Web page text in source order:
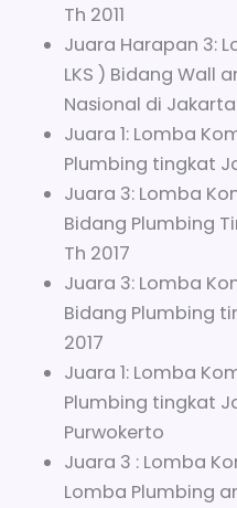
Th 2011
Juara Harapan 3:
LKS ) Bidang Wall
Nasional di Jakarta
Juara 1: Lomba
Plumbing tingkat
Juara 3: Lomba
Bidang Plumbing
Th 2017
Juara 3: Lomba
Bidang Plumbing
2017
Juara 1: Lomba
Plumbing tingkat
Purwokerto
Juara 3 : Lomba
Lomba Plumbing